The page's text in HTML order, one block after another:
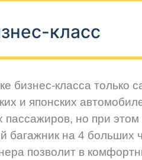
класс
бизнес-класса только
и японских
пассажиров, но при
багажник на 4 больших
позволит в